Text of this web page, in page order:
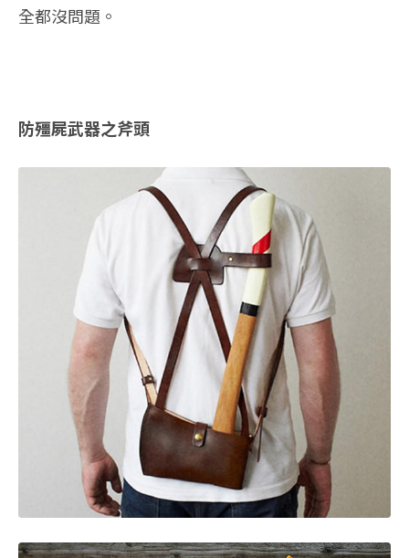
全都沒問題。
防殭屍武器之斧頭